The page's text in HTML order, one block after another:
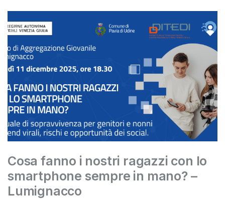
Cosa fanno i nostri ragazzi con lo
smartphone sempre in mano? –
Lumignacco